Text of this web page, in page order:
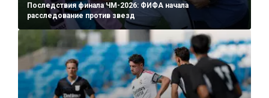
Последствия финала ЧМ-2026: ФИФА начала
расследование против звезд